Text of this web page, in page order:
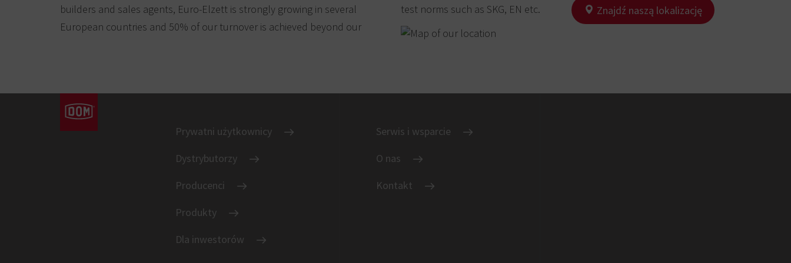
builders and sales agents, Euro-Elzett is strongly growing in several
European countries and 50% of our turnover is achieved beyond our
test norms such as SKG, EN etc.
Znajdź naszą lokalizację
Prywatni użytkownicy
Dystrybutorzy
Producenci
Produkty
Dla inwestorów
Serwis i wsparcie
O nas
Kontakt